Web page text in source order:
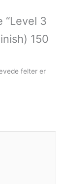
3
150
felter er